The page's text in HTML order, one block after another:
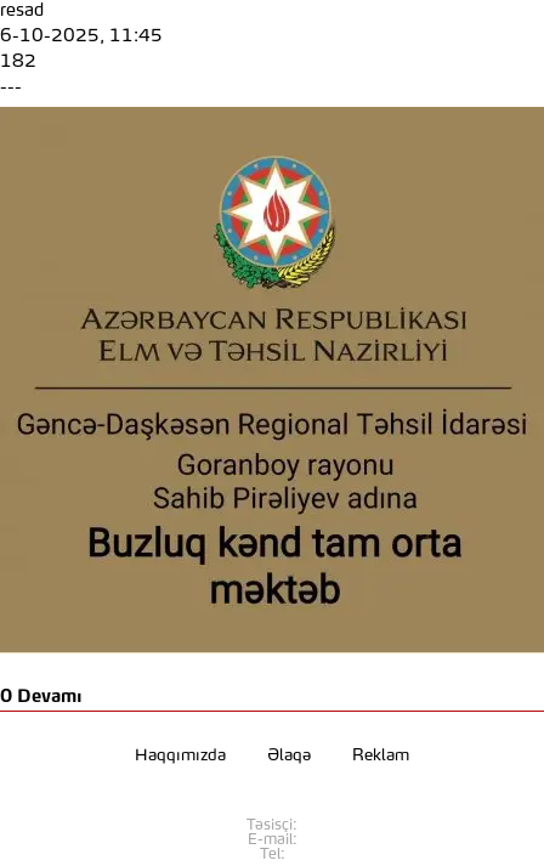
resad
6-10-2025, 11:45
182
---
0 Devamı
Haqqımızda Əlaqə Reklam
Təsisçi:
E-mail:
Tel: